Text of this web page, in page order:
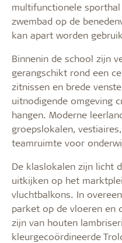
multifunctionele
zwembad op de
kan apart worden
Binnenin de school zijn
gerangschikt rond een
zitnissen en brede
uitnodigende omgeving
hangen. Moderne
groepslokalen,
teamruimte voor
De klaslokalen zijn licht
uitkijken op het
vluchtbalkons. In
parket op de vloeren en
zijn van houten
kleurgecoördineerde